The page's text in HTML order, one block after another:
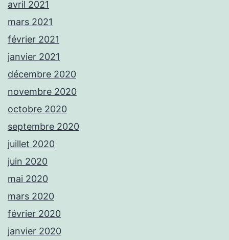
avril 2021
mars 2021
février 2021
janvier 2021
décembre 2020
novembre 2020
octobre 2020
septembre 2020
juillet 2020
juin 2020
mai 2020
mars 2020
février 2020
janvier 2020